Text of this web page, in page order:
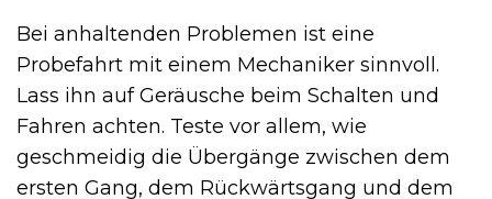
Bei anhaltenden Problemen ist eine
Probefahrt mit einem Mechaniker sinnvoll.
Lass ihn auf Geräusche beim Schalten und
Fahren achten. Teste vor allem, wie
geschmeidig die Übergänge zwischen dem
ersten Gang, dem Rückwärtsgang und dem